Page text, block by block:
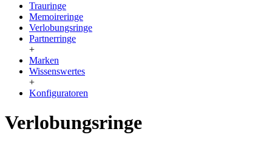
Trauringe
Memoireringe
Verlobungsringe
Partnerringe
+
Marken
Wissenswertes
+
Konfiguratoren
Verlobungsringe